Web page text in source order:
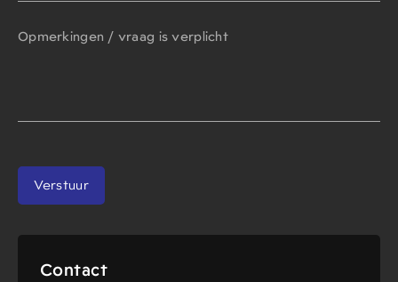
Opmerkingen / vraag is verplicht
Verstuur
Contact